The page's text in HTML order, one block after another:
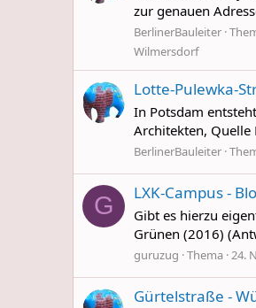
zur genauen
BerlinerBauleiter
Wilmersdorf
Lotte-Pulewka-
In Potsdam
Architekten, Quelle
BerlinerBauleiter
G LXK-Campus -
Gibt es hierzu
Grünen (2016)
guruzug Thema 24.
Gürtelstraße -